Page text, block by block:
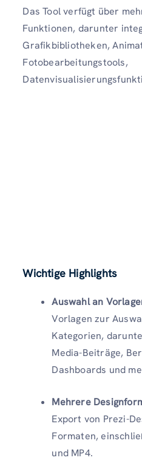
Das Tool verfügt über
Funktionen, darunter
Grafikbibliotheken,
Fotobearbeitungstools,
Wichtige Highlights
Auswahl an
Vorlagen zur
Kategorien,
Media-Beiträge,
Dashboards und
Mehrere
Export von Prezi-
Formaten,
und MP4.